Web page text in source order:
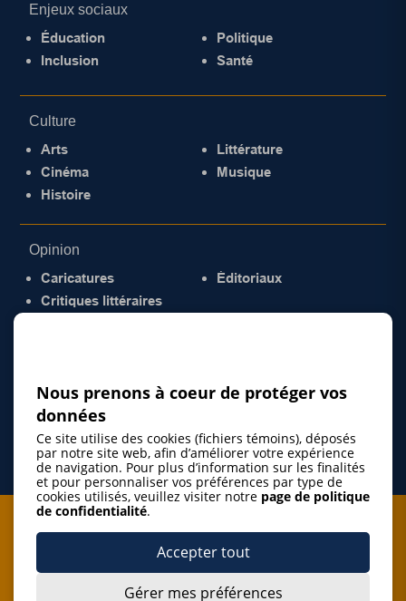
Enjeux sociaux
Éducation
Inclusion
Politique
Santé
Culture
Arts
Cinéma
Histoire
Littérature
Musique
Opinion
Caricatures
Critiques littéraires
Éditoriaux
Je m'abonne à l'infolettre
Nous prenons à coeur de protéger vos
données
Ce site utilise des cookies (fichiers témoins), déposés
par notre site web, afin d’améliorer votre expérience
de navigation. Pour plus d’information sur les finalités
et pour personnaliser vos préférences par type de
cookies utilisés, veuillez visiter notre page de politique
de confidentialité.
Accepter tout
Gérer mes préférences